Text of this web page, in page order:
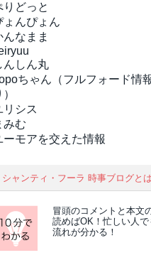
りどっと
ょんぴょん
んなまま
んしん丸
ちゃん（フルフォード情
リシス
みむ
ーモアを交えた情報
シャンティ・フーラ 時事ブログとは
冒頭のコメントと本文
読めばOK！忙しい人
流れが分かる！